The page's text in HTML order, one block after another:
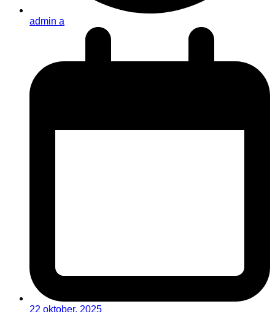
admin a
22 oktober, 2025